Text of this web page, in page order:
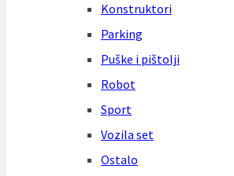
Konstruktori
Parking
Puške i pištolji
Robot
Sport
Vozila set
Ostalo